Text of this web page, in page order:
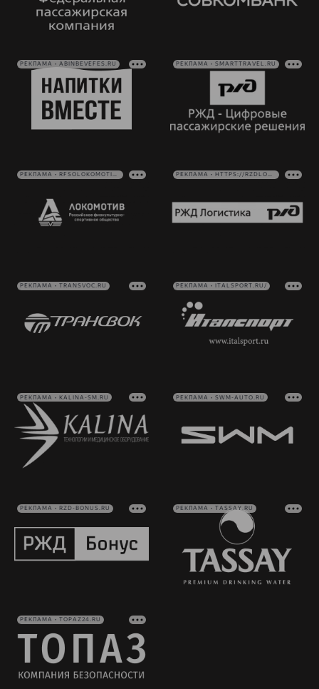
РЕКЛАМА • ABINBEVEFES.RU РЕКЛАМА • SMARTTRAVEL.RU
РЕКЛАМА • RFSOLOKOMOTIV.RU РЕКЛАМА • HTTPS://RZDLOG.RU/
РЕКЛАМА • TRANSVOC.RU РЕКЛАМА • ITALSPORT.RU/
РЕКЛАМА • KALINA-SM.RU РЕКЛАМА • SWM-AUTO.RU
РЕКЛАМА • RZD-BONUS.RU РЕКЛАМА • TASSAY.RU
РЕКЛАМА • TOPAZ24.RU